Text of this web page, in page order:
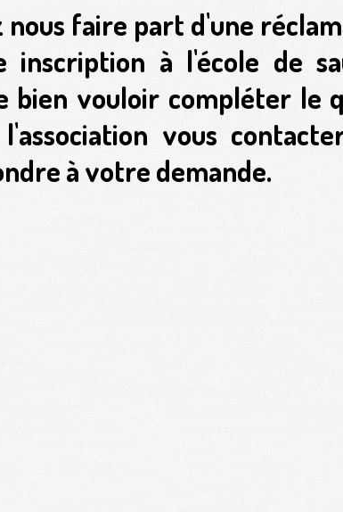
nous faire part d'une
inscription à l'école de
bien vouloir compléter le
vous
à votre demande.